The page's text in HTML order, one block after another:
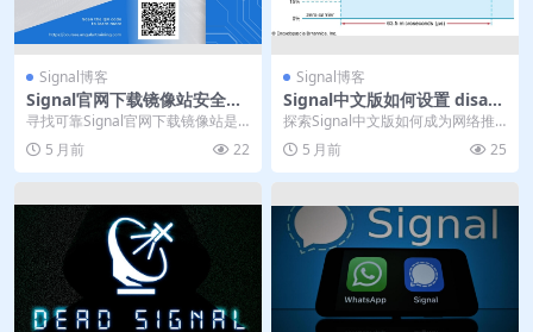
Signal博客
Signal官网下载镜像站安全验
证
寻找可靠Signal官网下载镜像站是
确保安全获取这款加密通讯软件的
关键。文章详细...
5 月前 22
Signal博客
Signal中文版如何设置 disap
pearing calls
探索Signal中文版如何成为网络推
广的隐私利器。文章详解其核心功
能“消失的消息...
5 月前 25